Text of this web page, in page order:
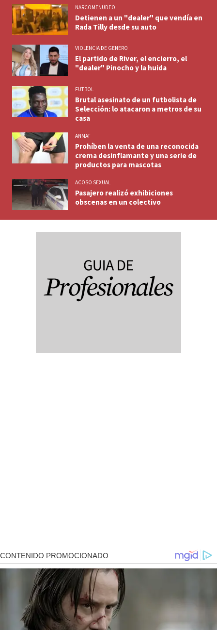
NARCOMENUDEO
Detienen a un "dealer" que vendía en
Rada Tilly desde su auto
VIOLENCIA DE GENERO
El partido de River, el encierro, el
"dealer" Pinocho y la huida
FUTBOL
Brutal asesinato de un futbolista de
Selección: lo atacaron a metros de su
casa
ANMAT
Prohíben la venta de una reconocida
crema desinflamante y una serie de
productos para mascotas
ACOSO SEXUAL
Pasajero realizó exhibiciones
obscenas en un colectivo